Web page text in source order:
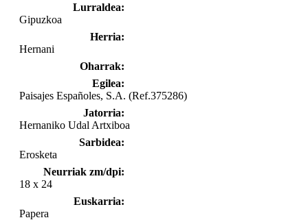
Lurraldea:
Gipuzkoa
Herria:
Hernani
Oharrak:
Egilea:
Paisajes Españoles, S.A. (Ref.375286)
Jatorria:
Hernaniko Udal Artxiboa
Sarbidea:
Erosketa
Neurriak zm/dpi:
18 x 24
Euskarria:
Papera